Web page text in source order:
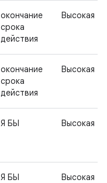
окончание
срока
действия
Высокая
окончание
срока
действия
Высокая
Я БЫ Высокая
Я БЫ Высокая